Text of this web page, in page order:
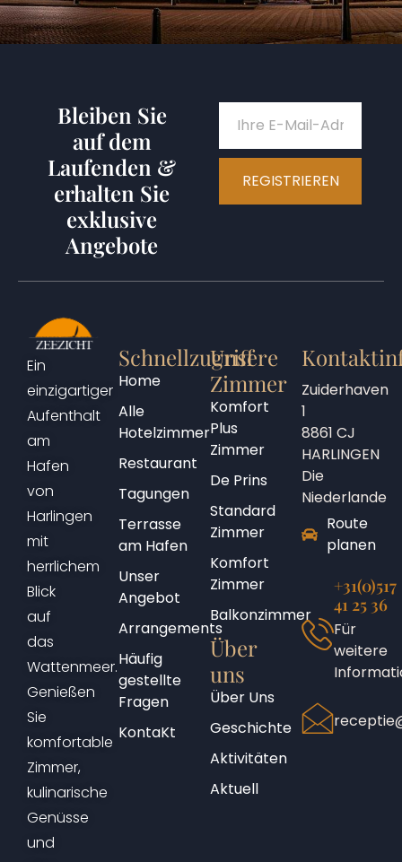
Bleiben Sie
auf dem
Laufenden &
erhalten Sie
exklusive
Angebote
REGISTRIEREN
Ein
einzigartiger
Aufenthalt
am
Hafen
von
Harlingen
mit
herrlichem
Blick
auf
das
Wattenmeer.
Genießen
Sie
komfortable
Zimmer,
kulinarische
Genüsse
und
Schnellzugriff
Home
Alle
Hotelzimmer
Restaurant
Tagungen
Terrasse
am Hafen
Unser
Angebot
Arrangements
Häufig
gestellte
Fragen
KontaKt
Unsere
Zimmer
Komfort
Plus
Zimmer
De Prins
Standard
Zimmer
Komfort
Zimmer
Balkonzimmer
Über
uns
Über Uns
Geschichte
Aktivitäten
Aktuell
Zuiderhaven
1
8861 CJ
HARLINGEN
Die
Niederlande
Route
planen
+31(0)517
41 25 36
Für
weitere